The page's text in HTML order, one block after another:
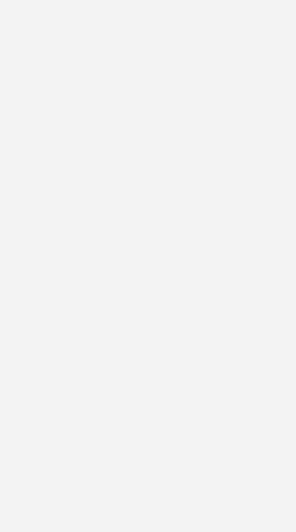
flanieren oder bei geöffneten
Jahren war das
vernachlässigter, 300 m
sich fast 30 Jahre lang die
Bevor dieses Zelt im Zuge der
zonenfremdes Provisorium
sich eine gemeinnützige Stiftung
und den Betrieb eines
zu engagieren. Der Kanton
die Mitfinanzierung der acht im
Den Wettbewerb, der
gewann das Basler Büro Vécsey
in BAUMETALL-Ausgabe 07-2024. Sie